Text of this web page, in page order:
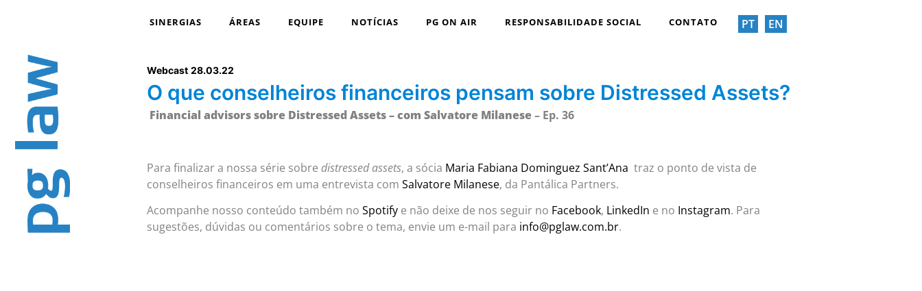
SINERGIAS ÁREAS EQUIPE NOTÍCIAS PG ON AIR RESPONSABILIDADE SOCIAL CONTATO PT EN
Webcast 28.03.22
O que conselheiros financeiros pensam sobre Distressed Assets?
Financial advisors sobre Distressed Assets – com Salvatore Milanese– Ep. 36
Para finalizar a nossa série sobre distressed assets, a sócia Maria Fabiana Dominguez Sant’Ana traz o ponto de vista de
conselheiros financeiros em uma entrevista com Salvatore Milanese, da Pantálica Partners.
Acompanhe nosso conteúdo também no Spotify e não deixe de nos seguir no Facebook, LinkedIn e no Instagram. Para
sugestões, dúvidas ou comentários sobre o tema, envie um e-mail para info@pglaw.com.br.